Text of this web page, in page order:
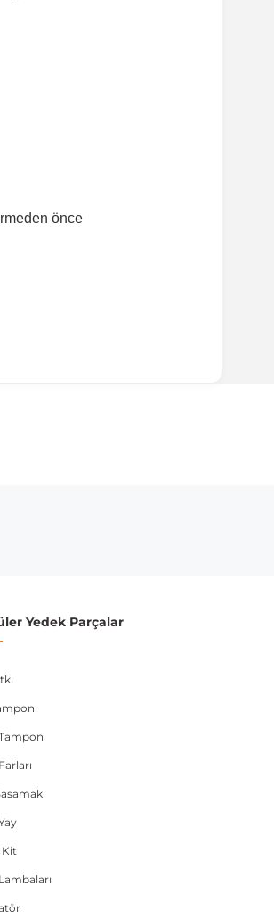
önce
ile uyumluluğu kontrol
Yedek Parçalar
Kit